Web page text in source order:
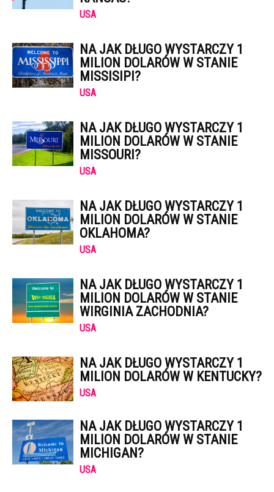
USA
NA JAK DŁUGO WYSTARCZY 1
MILION DOLARÓW W STANIE
MISSISIPI?
USA
NA JAK DŁUGO WYSTARCZY 1
MILION DOLARÓW W STANIE
MISSOURI?
USA
NA JAK DŁUGO WYSTARCZY 1
MILION DOLARÓW W STANIE
OKLAHOMA?
USA
NA JAK DŁUGO WYSTARCZY 1
MILION DOLARÓW W STANIE
WIRGINIA ZACHODNIA?
USA
NA JAK DŁUGO WYSTARCZY 1
MILION DOLARÓW W KENTUCKY?
USA
NA JAK DŁUGO WYSTARCZY 1
MILION DOLARÓW W STANIE
MICHIGAN?
USA